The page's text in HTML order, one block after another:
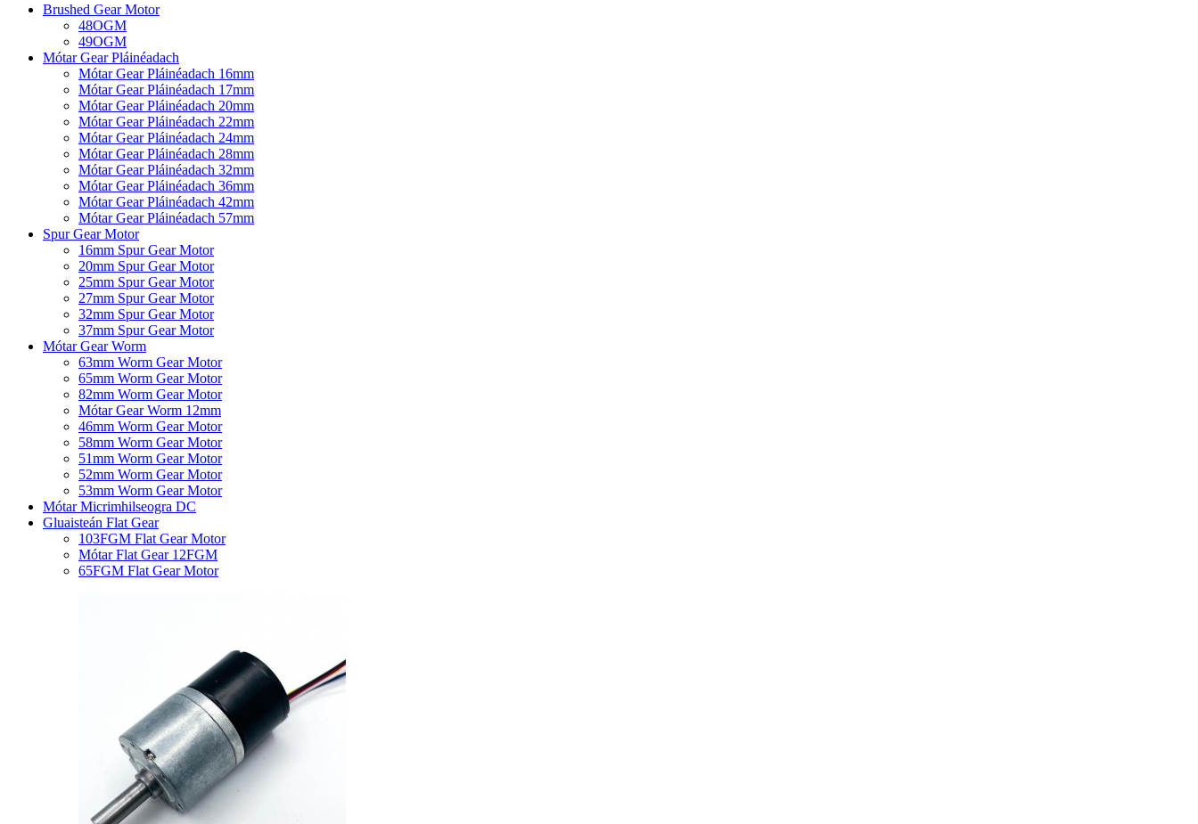
Brushed Gear Motor
48OGM
49OGM
Mótar Gear Pláinéadach
Mótar Gear Pláinéadach 16mm
Mótar Gear Pláinéadach 17mm
Mótar Gear Pláinéadach 20mm
Mótar Gear Pláinéadach 22mm
Mótar Gear Pláinéadach 24mm
Mótar Gear Pláinéadach 28mm
Mótar Gear Pláinéadach 32mm
Mótar Gear Pláinéadach 36mm
Mótar Gear Pláinéadach 42mm
Mótar Gear Pláinéadach 57mm
Spur Gear Motor
16mm Spur Gear Motor
20mm Spur Gear Motor
25mm Spur Gear Motor
27mm Spur Gear Motor
32mm Spur Gear Motor
37mm Spur Gear Motor
Mótar Gear Worm
63mm Worm Gear Motor
65mm Worm Gear Motor
82mm Worm Gear Motor
Mótar Gear Worm 12mm
46mm Worm Gear Motor
58mm Worm Gear Motor
51mm Worm Gear Motor
52mm Worm Gear Motor
53mm Worm Gear Motor
Mótar Micrimhilseogra DC
Gluaisteán Flat Gear
103FGM Flat Gear Motor
Mótar Flat Gear 12FGM
65FGM Flat Gear Motor